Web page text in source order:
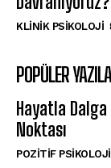
KLINIK PSIKOLOJI
POPÜLER
Hayatla
Noktası
POZITIF PSIKOLOJI